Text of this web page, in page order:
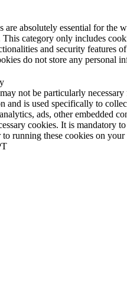
are absolutely essential for the
category only includes
and security features
do not store any personal
not be particularly necessary
and is used specifically to
ads, other embedded
cookies. It is mandatory
to running these cookies on your